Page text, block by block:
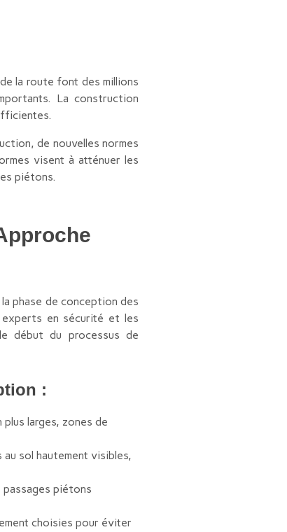
la route font des millions
La construction
de nouvelles normes
visent à atténuer les
piétons.
phase de conception des
experts en sécurité et les
début du processus de
:
larges, zones de
sol hautement visibles,
piétons
choisies pour éviter